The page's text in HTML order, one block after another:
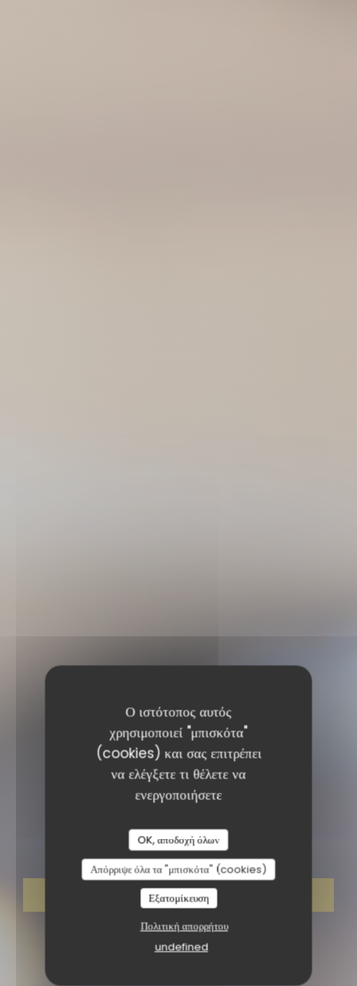
Ο ιστότοπος αυτός
χρησιμοποιεί "μπισκότα"
(cookies) και σας επιτρέπει
να ελέγξετε τι θέλετε να
ενεργοποιήσετε
OK, αποδοχή όλων
Απόρριψε όλα τα "μπισκότα" (cookies)
Εξατομίκευση
Πολιτική απορρήτου
undefined
ΜΠΙΣΤΡΌΝΟΜΙΚΟ ΕΣΤΙΑΤΌΡΙΟ
Maison Moly
ΚΆΝΤΕ ΚΡΆΤΗΣΗ ΤΡΑΠΕΖΙΟΎ